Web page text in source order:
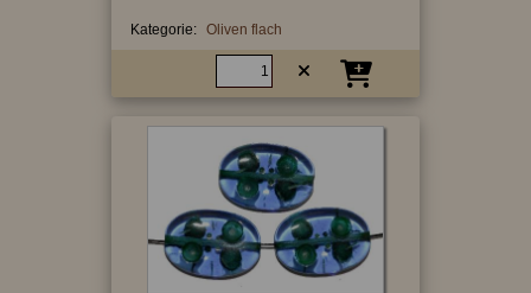
Kategorie: Oliven flach